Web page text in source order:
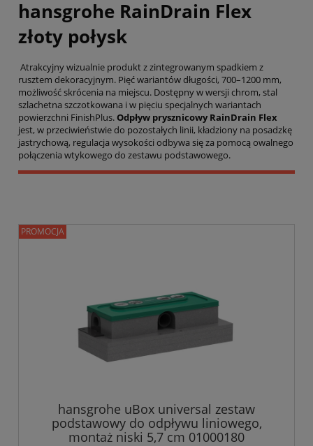
hansgrohe RainDrain Flex
złoty połysk
Atrakcyjny wizualnie produkt z zintegrowanym spadkiem z
rusztem dekoracyjnym. Pięć wariantów długości, 700–1200 mm,
możliwość skrócenia na miejscu. Dostępny w wersji chrom, stal
szlachetna szczotkowana i w pięciu specjalnych wariantach
powierzchni FinishPlus.Odpływ prysznicowy RainDrain Flex
jest, w przeciwieństwie do pozostałych linii, kładziony na posadzkę
jastrychową, regulacja wysokości odbywa się za pomocą owalnego
połączenia wtykowego do zestawu podstawowego.
hansgrohe uBox universal zestaw
podstawowy do odpływu liniowego,
montaż niski 5,7 cm 01000180
PROMOCJA